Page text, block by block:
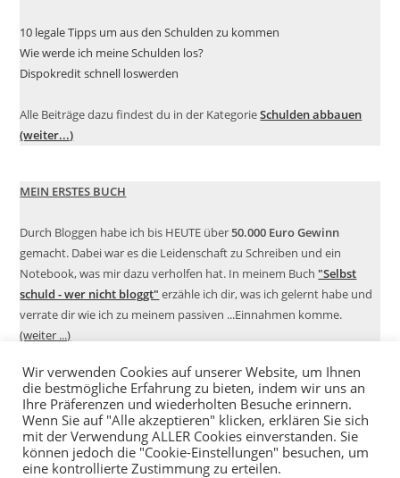
10 legale Tipps um aus den Schulden zu kommen
Wie werde ich meine Schulden los?
Dispokredit schnell loswerden
Alle Beiträge dazu findest du in der KategorieSchulden abbauen
(weiter...)
MEIN ERSTES BUCH
Durch Bloggen habe ich bis HEUTE über50.000 Euro Gewinn
gemacht. Dabei war es die Leidenschaft zu Schreiben und ein
Notebook, was mir dazu verholfen hat. In meinem Buch "Selbst
schuld - wer nicht bloggt" erzähle ich dir, was ich gelernt habe und
verrate dir wie ich zu meinem passiven ...Einnahmen komme.
(weiter ...)
Wir verwenden Cookies auf unserer Website, um Ihnen
die bestmögliche Erfahrung zu bieten, indem wir uns an
Ihre Präferenzen und wiederholten Besuche erinnern.
Wenn Sie auf "Alle akzeptieren" klicken, erklären Sie sich
mit der Verwendung ALLER Cookies einverstanden. Sie
können jedoch die "Cookie-Einstellungen" besuchen, um
eine kontrollierte Zustimmung zu erteilen.